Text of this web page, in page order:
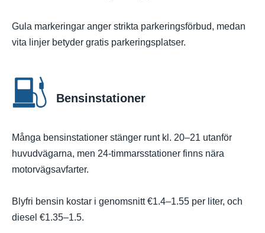
Gula markeringar anger strikta parkeringsförbud, medan
vita linjer betyder gratis parkeringsplatser.
Bensinstationer
Många bensinstationer stänger runt kl. 20–21 utanför
huvudvägarna, men 24-timmarsstationer finns nära
motorvägsavfarter.
Blyfri bensin kostar i genomsnitt €1.4–1.55 per liter, och
diesel €1.35–1.5.